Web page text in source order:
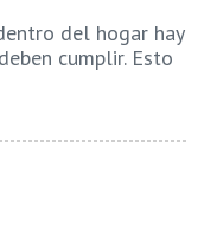
del hogar hay
cumplir. Esto